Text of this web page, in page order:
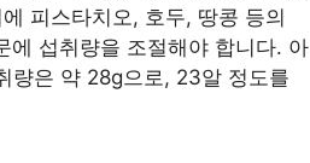
피스타치오, 호두, 땅콩 등의
에 섭취량을 조절해야 합니다. 아
량은 약 28g으로, 23알 정도를